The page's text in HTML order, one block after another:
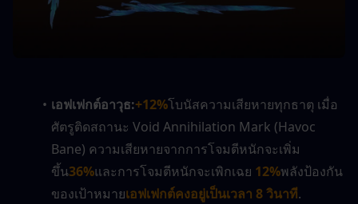
เอฟเฟกต์อาวุธ:+12%โบนัสความเสียหายทุกธาตุ เมื่อ
ศัตรูติดสถานะ Void Annihilation Mark (Havoc
Bane) ความเสียหายจากการโจมตีหนักจะเพิ่ม
ขึ้น36%และการโจมตีหนักจะเพิกเฉย 12%พลังป้องกัน
ของเป้าหมายเอฟเฟกต์คงอยู่เป็นเวลา 8 วินาที.